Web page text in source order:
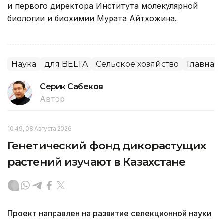
и первого директора Института молекулярной
биологии и биохимии Мурата Айтхожина.
Наука для BELTA Сельское хозяйство Главная
Серик Сабеков
Автор
10:49, 08 Августа 2026
Генетический фонд дикорастущих
растений изучают в Казахстане
Проект направлен на развитие селекционной науки